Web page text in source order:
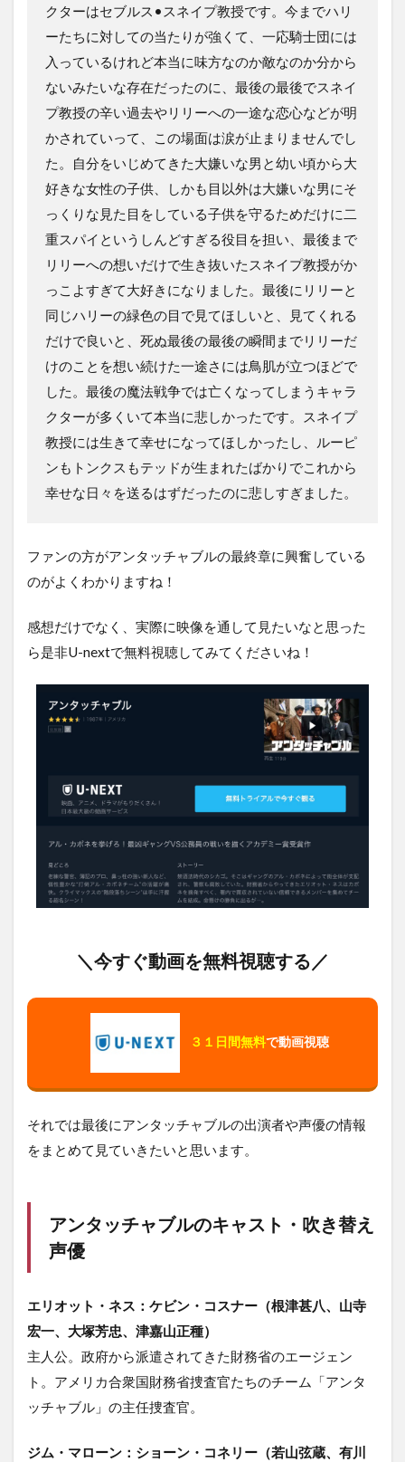
クターはセブルス•スネイプ教授です。今までハリ
ーたちに対しての当たりが強くて、一応騎士団には
入っているけれど本当に味方なのか敵なのか分から
ないみたいな存在だったのに、最後の最後でスネイ
プ教授の辛い過去やリリーへの一途な恋心などが明
かされていって、この場面は涙が止まりませんでし
た。自分をいじめてきた大嫌いな男と幼い頃から大
好きな女性の子供、しかも目以外は大嫌いな男にそ
っくりな見た目をしている子供を守るためだけに二
重スパイというしんどすぎる役目を担い、最後まで
リリーへの想いだけで生き抜いたスネイプ教授がか
っこよすぎて大好きになりました。最後にリリーと
同じハリーの緑色の目で見てほしいと、見てくれる
だけで良いと、死ぬ最後の最後の瞬間までリリーだ
けのことを想い続けた一途さには鳥肌が立つほどで
した。最後の魔法戦争では亡くなってしまうキャラ
クターが多くいて本当に悲しかったです。スネイプ
教授には生きて幸せになってほしかったし、ルーピ
ンもトンクスもテッドが生まれたばかりでこれから
幸せな日々を送るはずだったのに悲しすぎました。
ファンの方がアンタッチャブルの最終章に興奮している
のがよくわかりますね！
感想だけでなく、実際に映像を通して見たいなと思った
ら是非U-nextで無料視聴してみてくださいね！
＼今すぐ動画を無料視聴する／
３１日間無料で動画視聴
それでは最後にアンタッチャブルの出演者や声優の情報
をまとめて見ていきたいと思います。
アンタッチャブルのキャスト・吹き替え
声優
エリオット・ネス：ケビン・コスナー（根津甚八、山寺
宏一、大塚芳忠、津嘉山正種）
主人公。政府から派遣されてきた財務省のエージェン
ト。アメリカ合衆国財務省捜査官たちのチーム「アンタ
ッチャブル」の主任捜査官。
ジム・マローン：ショーン・コネリー（若山弦蔵、有川